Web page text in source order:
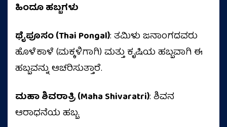
ಹಿಂದೂ ಹಬ್ಬಗಳು
ಥೈಪೂಸಂ (Thai Pongal): ತಮಿಳು ಜನಾಂಗದವರು
ಹೊಳೆಕಾಳೆ (ಮಕ್ಕಳಿಗಾಗಿ) ಮತ್ತು ಕೃಷಿಯ ಹಬ್ಬವಾಗಿ ಈ
ಹಬ್ಬವನ್ನು ಆಚರಿಸುತ್ತಾರೆ.
ಮಹಾ ಶಿವರಾತ್ರಿ (Maha Shivaratri): ಶಿವನ
ಆರಾಧನೆಯ ಹಬ್ಬ.